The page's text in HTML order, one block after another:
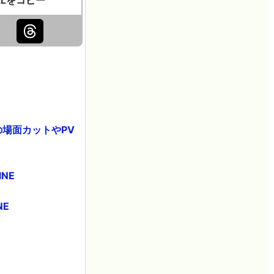
面カットやPV